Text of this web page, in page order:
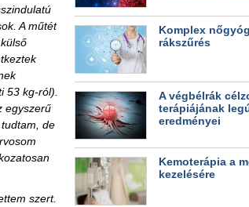
A műtét
53 kg-ról).
egyszerű
de
szert.
Komplex
rákszűrés
A végbélrák
terápiájának
eredményei
Kemoterápia a
kezelésére